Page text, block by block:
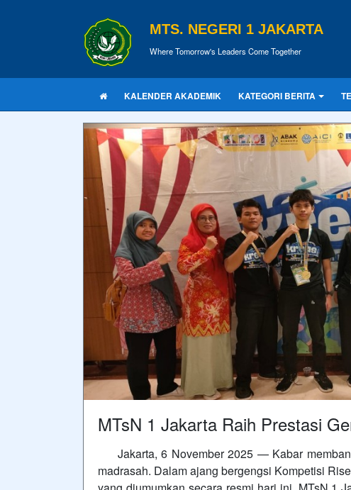
MTS. NEGERI 1 JAKARTA
Where Tomorrow's Leaders Come Together
KALENDER AKADEMIK KATEGORI BERITA
MTsN 1 Jakarta Raih Prestasi
Jakarta, 6 November 2025 — Kabar
madrasah. Dalam ajang bergengsi Kompetisi